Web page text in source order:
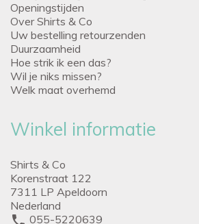
Openingstijden
Over Shirts & Co
Uw bestelling retourzenden
Duurzaamheid
Hoe strik ik een das?
Wil je niks missen?
Welk maat overhemd
Winkel informatie
Shirts & Co
Korenstraat 122
7311 LP Apeldoorn
Nederland
phone 055-5220639